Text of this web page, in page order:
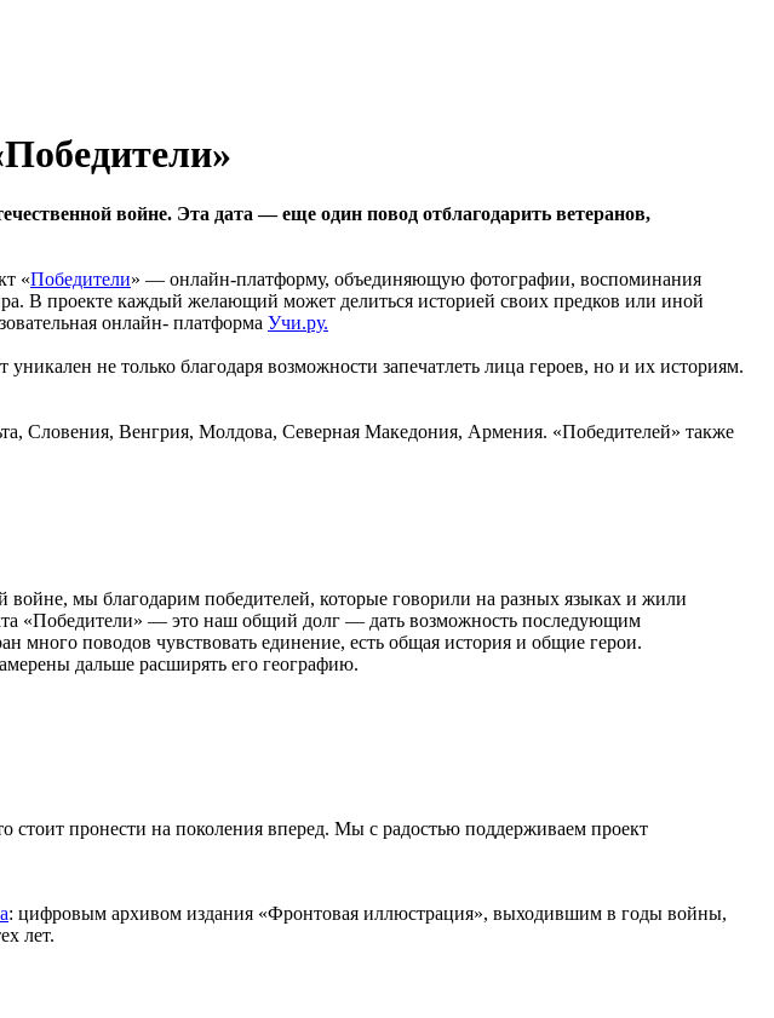
войне. Эта дата — еще один повод отблагодарить ветеранов,
«Победители» — онлайн-платформу, объединяющую фотографии, воспоминания
В проекте каждый желающий может делиться историей своих предков или иной
онлайн- платформа Учи.ру.
не только благодаря возможности запечатлеть лица героев, но и их историям.
Словения, Венгрия, Молдова, Северная Македония, Армения. «Победителей» также
мы благодарим победителей, которые говорили на разных языках и жили
«Победители» — это наш общий долг — дать возможность последующим
много поводов чувствовать единение, есть общая история и общие герои.
дальше расширять его географию.
пронести на поколения вперед. Мы с радостью поддерживаем проект
: цифровым архивом издания «Фронтовая иллюстрация», выходившим в годы войны,
лет.